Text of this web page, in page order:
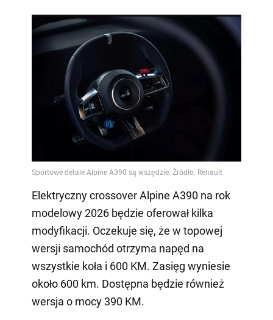
Elektryczny crossover Alpine A390 na rok
modelowy 2026 będzie oferował kilka
modyfikacji. Oczekuje się, że w topowej
wersji samochód otrzyma napęd na
wszystkie koła i 600 KM. Zasięg wyniesie
około 600 km. Dostępna będzie również
wersja o mocy 390 KM.